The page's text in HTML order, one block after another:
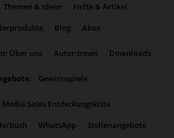
Themen & Ideen
Hefte & Artikel
Blog Abos
Über uns Autor:innen Downloads
Gewinnspiele
Media Sales Entdeckungskiste
WhatsApp
Stellenangebote